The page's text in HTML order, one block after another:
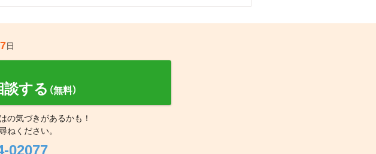
7日
する （無料）
の気づきがあるかも！
ねください。
02077